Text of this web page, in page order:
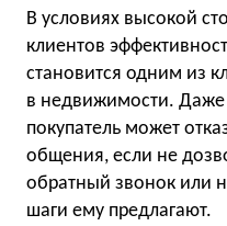
В условиях высокой
клиентов
становится одним из
в недвижимости.
покупатель может
общения, если не
обратный звонок или
шаги ему предлагают.